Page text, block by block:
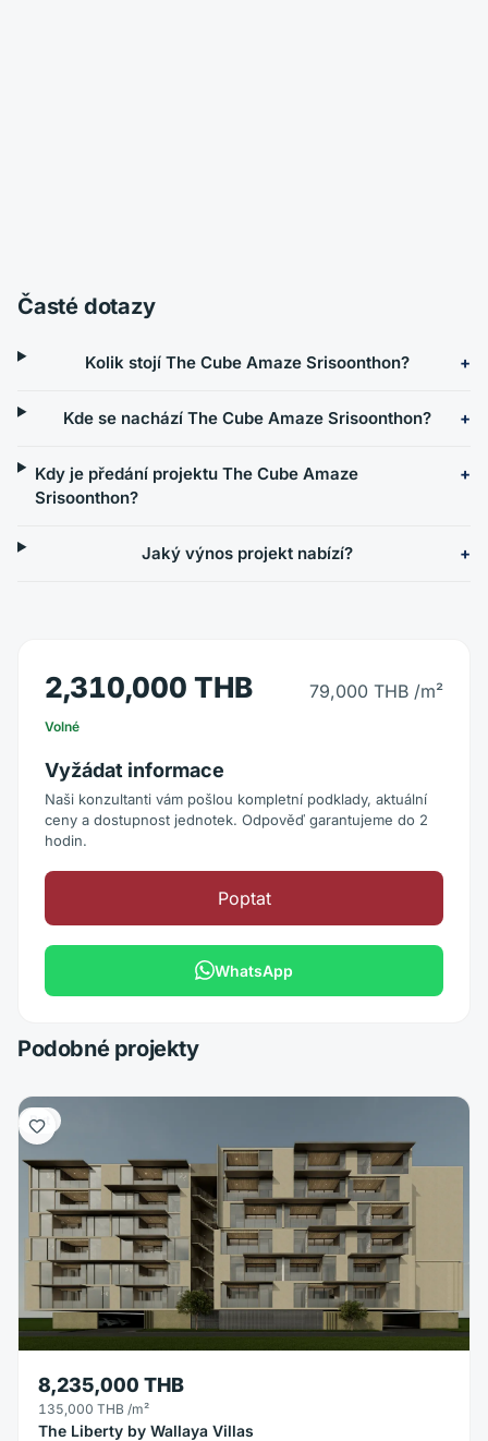
Časté dotazy
Kolik stojí The Cube Amaze Srisoonthon?
Kde se nachází The Cube Amaze Srisoonthon?
Kdy je předání projektu The Cube Amaze
Srisoonthon?
Jaký výnos projekt nabízí?
2,310,000 THB 79,000 THB /m²
Volné
Vyžádat informace
Naši konzultanti vám pošlou kompletní podklady, aktuální
ceny a dostupnost jednotek. Odpověď garantujeme do 2
hodin.
Poptat
WhatsApp
Podobné projekty
Byt
8,235,000 THB
135,000 THB /m²
The Liberty by Wallaya Villas